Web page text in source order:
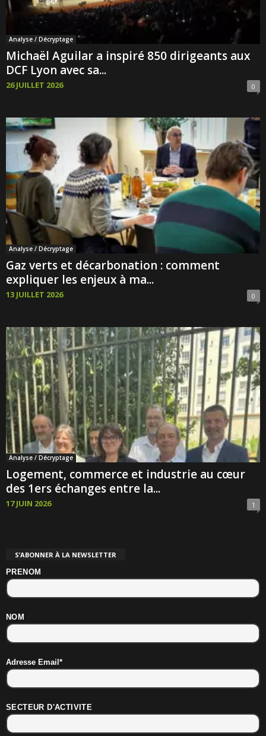
Analyse / Décryptage
Michaël Aguilar a inspiré 850 dirigeants aux
DCF Lyon avec sa...
26 JUILLET 2026 0
Analyse / Décryptage
Gaz verts et décarbonation : comment
expliquer les enjeux à ma...
13 JUILLET 2026 0
Analyse / Décryptage
Logement, commerce et industrie au cœur
des 1ers échanges entre la...
17 JUIN 2026 1
S’ABONNER À LA NEWSLETTER
PRENOM
NOM
Adresse Email*
SECTEUR D'ACTIVITE